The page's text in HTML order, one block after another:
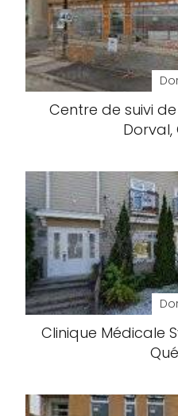
Centre de suivi
Dorval,
Clinique Médicale